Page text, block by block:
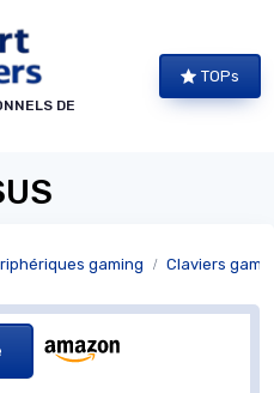
DE
TOPs
gaming Claviers